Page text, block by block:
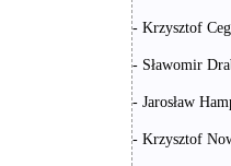
- Krzysztof
- Sławomir
- Jarosław
- Krzysztof